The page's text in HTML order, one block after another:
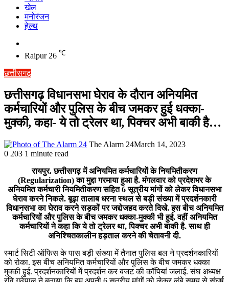
खेल
मनोरंजन
हेल्थ
skin
Raipur 26 ℃
छत्तीसगढ़
छत्तीसगढ़ विधानसभा घेराव के दौरान अनियमित
कर्मचारियों और पुलिस के बीच जमकर हुई धक्का-
मुक्की, कहा- ये तो ट्रेलर था, पिक्चर अभी बाकी है…
The Alarm 24March 14, 2023
0 203 1 minute read
रायपुर. छत्तीसगढ़ में अनियमित कर्मचारियों के नियमितीकरण
(Regularization) का मुद्दा गरमाया हुआ है. मंगलवार को प्रदेशभर के
अनियमित कर्मचारी नियमितीकरण सहित 6 सूत्रीय मांगों को लेकर विधानसभा
घेराव करने निकले. बूढ़ा तालाब धरना स्थल से बड़ी संख्या में प्रदर्शनकारी
विधानसभा का घेराव करने सड़कों पर जद्दोजहद करते दिखे. इस बीच अनियमित
कर्मचारियों और पुलिस के बीच जमकर धक्का-मुक्की भी हुई. वहीं अनियमित
कर्मचारियों ने कहा कि ये तो ट्रेलर था, पिक्चर अभी बाकी है. साथ ही
अनिश्चितकालीन हड़ताल करने की चेतावनी दी.
स्मार्ट सिटी ऑफिस के पास बड़ी संख्या में तैनात पुलिस बल ने प्रदर्शनकारियों
को रोका. इस बीच अनियमित कर्मचारियों और पुलिस के बीच जमकर धक्का
मुक्की हुई. प्रदर्शनकारियों में प्रदर्शन कर बजट की कॉपियां जलाई. संघ अध्यक्ष